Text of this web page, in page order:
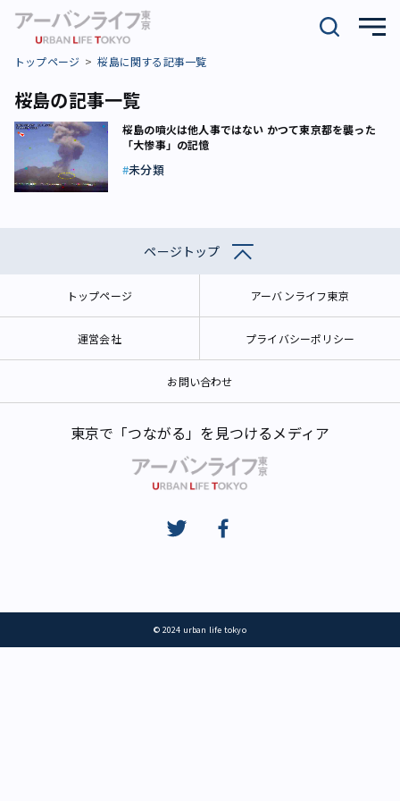
トップページ 桜島に関する記事一覧
桜島の記事一覧
桜島の噴火は他人事ではない かつて東京都を襲った
「大惨事」の記憶
未分類
ページトップ
トップページ アーバンライフ東京
運営会社 プライバシーポリシー
お問い合わせ
東京で「つながる」を見つけるメディア
© 2024 urban life tokyo